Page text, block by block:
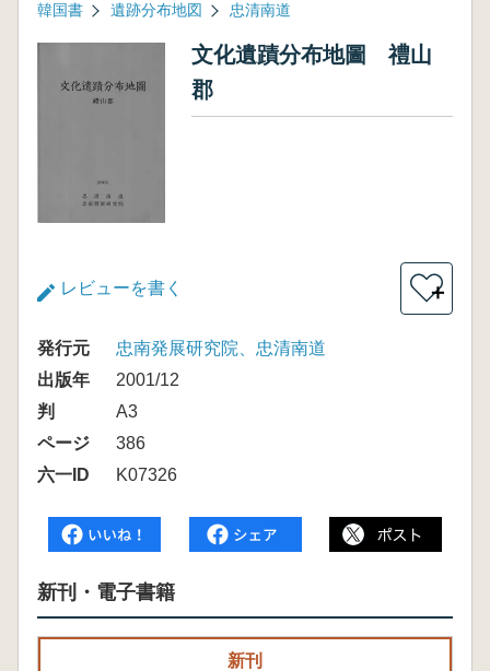
韓国書 遺跡分布地図 忠清南道
文化遺蹟分布地圖 禮山
郡
レビューを書く ＋
発行元
忠南発展研究院、忠清南道
出版年
2001/12
判
A3
ページ
386
六一ID
K07326
新刊・電子書籍
新刊